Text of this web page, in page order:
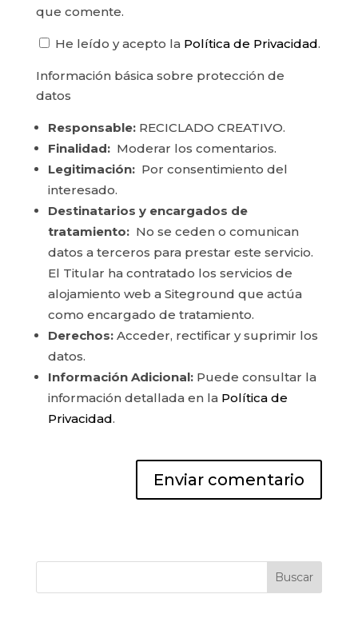
que comente.
He leído y acepto la Política de Privacidad.
Información básica sobre protección de
datos
Responsable:RECICLADO CREATIVO.
Finalidad:Moderar los comentarios.
Legitimación:Por consentimiento del
interesado.
Destinatarios y encargados de
tratamiento:No se ceden o comunican
datos a terceros para prestar este servicio.
El Titular ha contratado los servicios de
alojamiento web a Siteground que actúa
como encargado de tratamiento.
Derechos:Acceder, rectificar y suprimir los
datos.
Información Adicional:Puede consultar la
información detallada en la Política de
Privacidad.